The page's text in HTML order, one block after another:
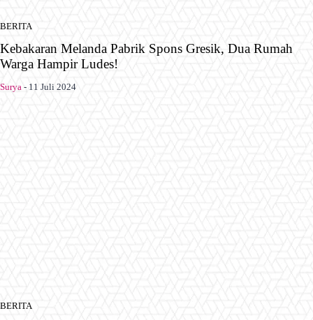
BERITA
Kebakaran Melanda Pabrik Spons Gresik, Dua Rumah
Warga Hampir Ludes!
Surya - 11 Juli 2024
BERITA